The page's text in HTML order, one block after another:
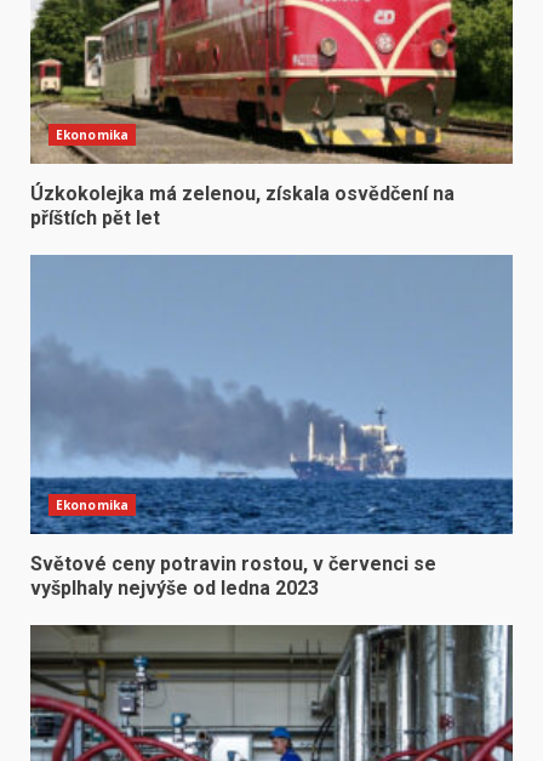
Ekonomika
Úzkokolejka má zelenou, získala osvědčení na
příštích pět let
Ekonomika
Světové ceny potravin rostou, v červenci se
vyšplhaly nejvýše od ledna 2023